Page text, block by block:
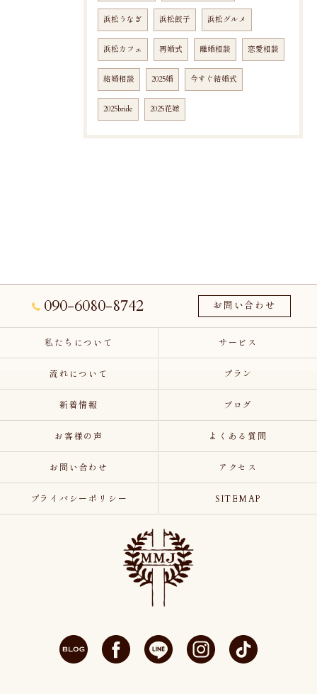
浜松うなぎ 浜松餃子 浜松グルメ
浜松カフェ 再婚式 離婚相談 恋愛相談
結婚相談 2025婚 今すぐ結婚式
2025bride 2025花嫁
090-6080-8742 お問い合わせ
私たちについて サービス
流れについて プラン
新着情報 ブログ
お客様の声 よくある質問
お問い合わせ アクセス
プライバシーポリシー SITEMAP